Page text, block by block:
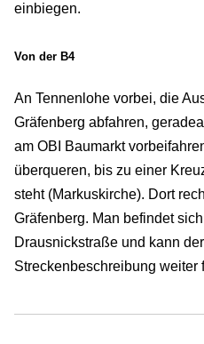
einbiegen.
Von der B4
An Tennenlohe vorbei, die
Gräfenberg abfahren,
am OBI Baumarkt
überqueren, bis zu einer
steht (Markuskirche). Dort
Gräfenberg. Man befindet
Drausnickstraße und kann
Streckenbeschreibung weiter